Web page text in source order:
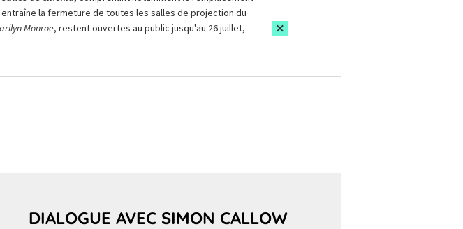
la fermeture de toutes les salles de projection du
Monroe, restent ouvertes au public jusqu'au 26 juillet,
DIALOGUE AVEC SIMON CALLOW